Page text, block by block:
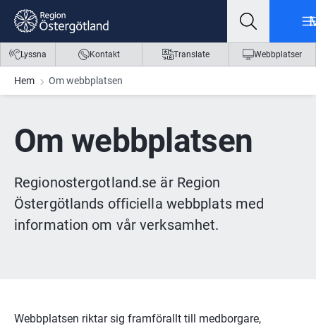
Gå till innehåll
Gå till meny
Gå till sidfot
Lyssna Kontakt Translate Webbplatser
Hem Om webbplatsen
Om webbplatsen
Regionostergotland.se är Region
Östergötlands officiella webbplats med
information om vår verksamhet.
Webbplatsen riktar sig framförallt till medborgare,